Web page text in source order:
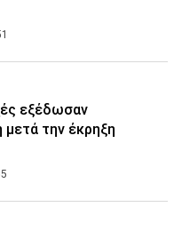
εξέδωσαν
την έκρηξη